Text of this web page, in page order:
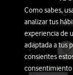
©
Como sabes,
analizar tus
experiencia de
adaptada a tus
consientes
consentimiento